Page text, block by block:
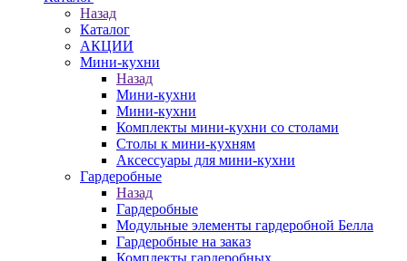
Назад
Каталог
АКЦИИ
Мини-кухни
Назад
Мини-кухни
Мини-кухни
Комплекты мини-кухни со столами
Столы к мини-кухням
Аксессуары для мини-кухни
Гардеробные
Назад
Гардеробные
Модульные элементы гардеробной Белла
Гардеробные на заказ
Комплекты гардеробных